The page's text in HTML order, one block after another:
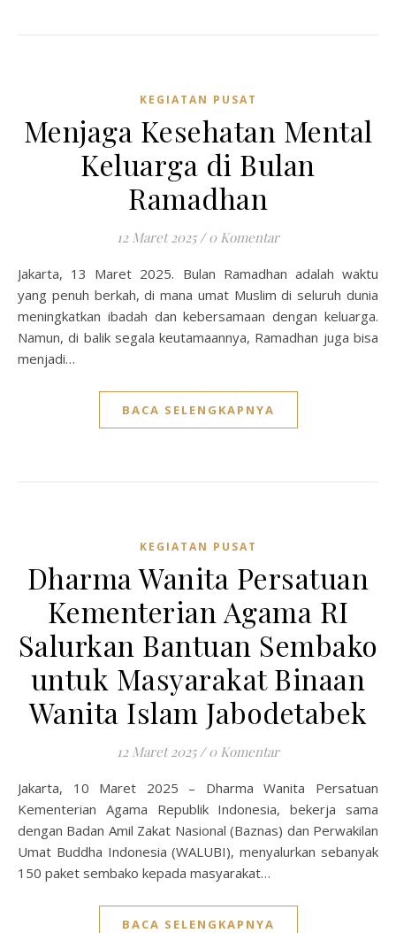
KEGIATAN PUSAT
Menjaga Kesehatan Mental
Keluarga di Bulan
Ramadhan
12 Maret 2025 / 0 Komentar
Jakarta, 13 Maret 2025. Bulan Ramadhan adalah waktu
yang penuh berkah, di mana umat Muslim di seluruh dunia
meningkatkan ibadah dan kebersamaan dengan keluarga.
Namun, di balik segala keutamaannya, Ramadhan juga bisa
menjadi…
BACA SELENGKAPNYA
KEGIATAN PUSAT
Dharma Wanita Persatuan
Kementerian Agama RI
Salurkan Bantuan Sembako
untuk Masyarakat Binaan
Wanita Islam Jabodetabek
12 Maret 2025 / 0 Komentar
Jakarta, 10 Maret 2025 – Dharma Wanita Persatuan
Kementerian Agama Republik Indonesia, bekerja sama
dengan Badan Amil Zakat Nasional (Baznas) dan Perwakilan
Umat Buddha Indonesia (WALUBI), menyalurkan sebanyak
150 paket sembako kepada masyarakat…
BACA SELENGKAPNYA